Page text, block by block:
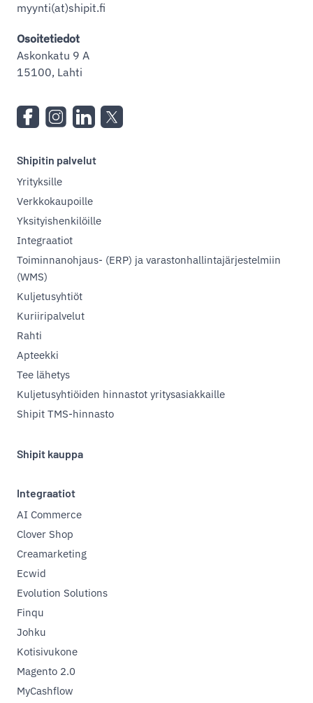
myynti(at)shipit.fi
Osoitetiedot
Askonkatu 9 A
15100, Lahti
Shipitin palvelut
Yrityksille
Verkkokaupoille
Yksityishenkilöille
Integraatiot
Toiminnanohjaus- (ERP) ja varastonhallintajärjestelmiin
(WMS)
Kuljetusyhtiöt
Kuriiripalvelut
Rahti
Apteekki
Tee lähetys
Kuljetusyhtiöiden hinnastot yritysasiakkaille
Shipit TMS-hinnasto
Shipit kauppa
Integraatiot
AI Commerce
Clover Shop
Creamarketing
Ecwid
Evolution Solutions
Finqu
Johku
Kotisivukone
Magento 2.0
MyCashflow